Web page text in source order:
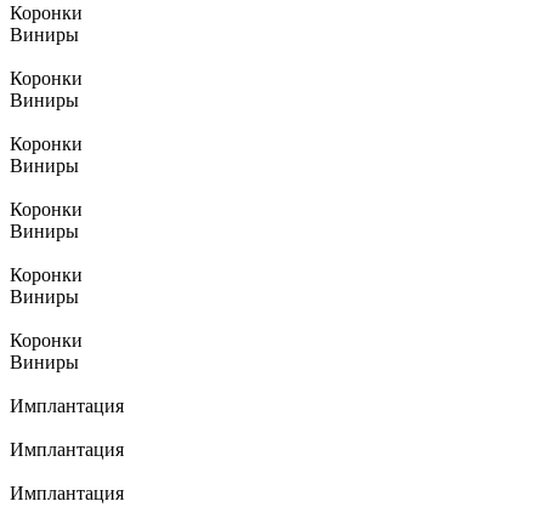
Коронки
Виниры
Коронки
Виниры
Коронки
Виниры
Коронки
Виниры
Коронки
Виниры
Коронки
Виниры
Имплантация
Имплантация
Имплантация